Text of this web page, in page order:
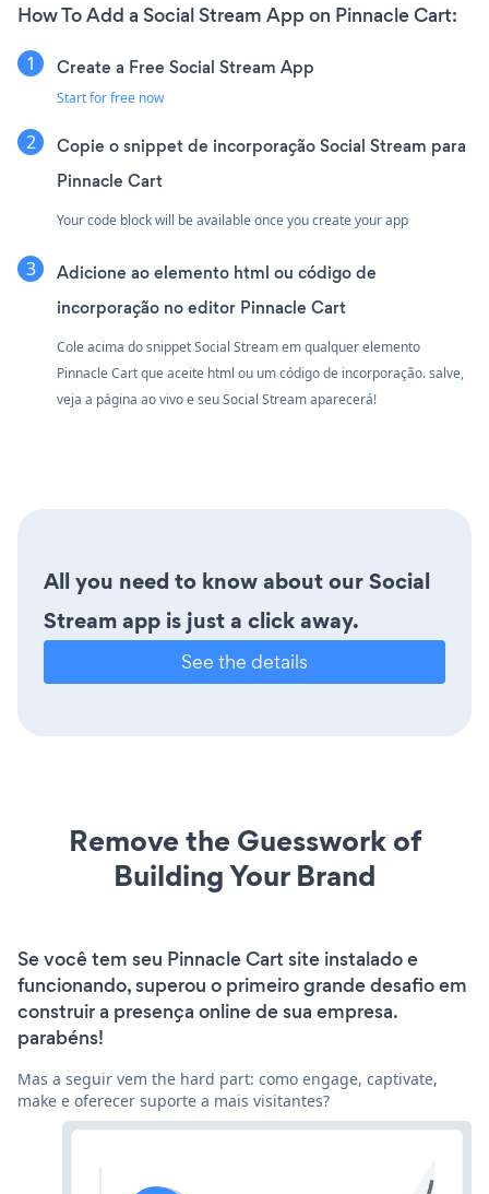
How To Add a Social Stream App on Pinnacle Cart:
Create a Free Social Stream App
Start for free now
Copie o snippet de incorporação Social Stream para
Pinnacle Cart
Your code block will be available once you create your app
Adicione ao elemento html ou código de
incorporação no editor Pinnacle Cart
Cole acima do snippet Social Stream em qualquer elemento
Pinnacle Cart que aceite html ou um código de incorporação. salve,
veja a página ao vivo e seu Social Stream aparecerá!
All you need to know about our Social
Stream app is just a click away.
See the details
Remove the Guesswork of
Building Your Brand
Se você tem seu Pinnacle Cart site instalado e
funcionando, superou o primeiro grande desafio em
construir a presença online de sua empresa.
parabéns!
Mas a seguir vem the hard part: como engage, captivate,
make e oferecer suporte a mais visitantes?